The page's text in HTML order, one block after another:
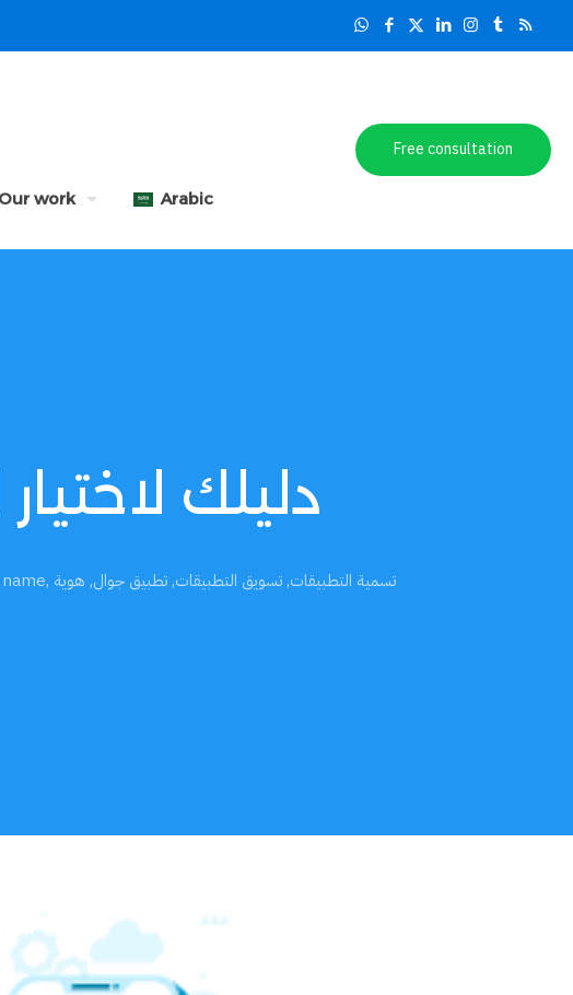
Our work Arabic
Free consultation
دليلك
, تسمية التطبيقات,تسويق التطبيقات,تطبيق جوال, هوية